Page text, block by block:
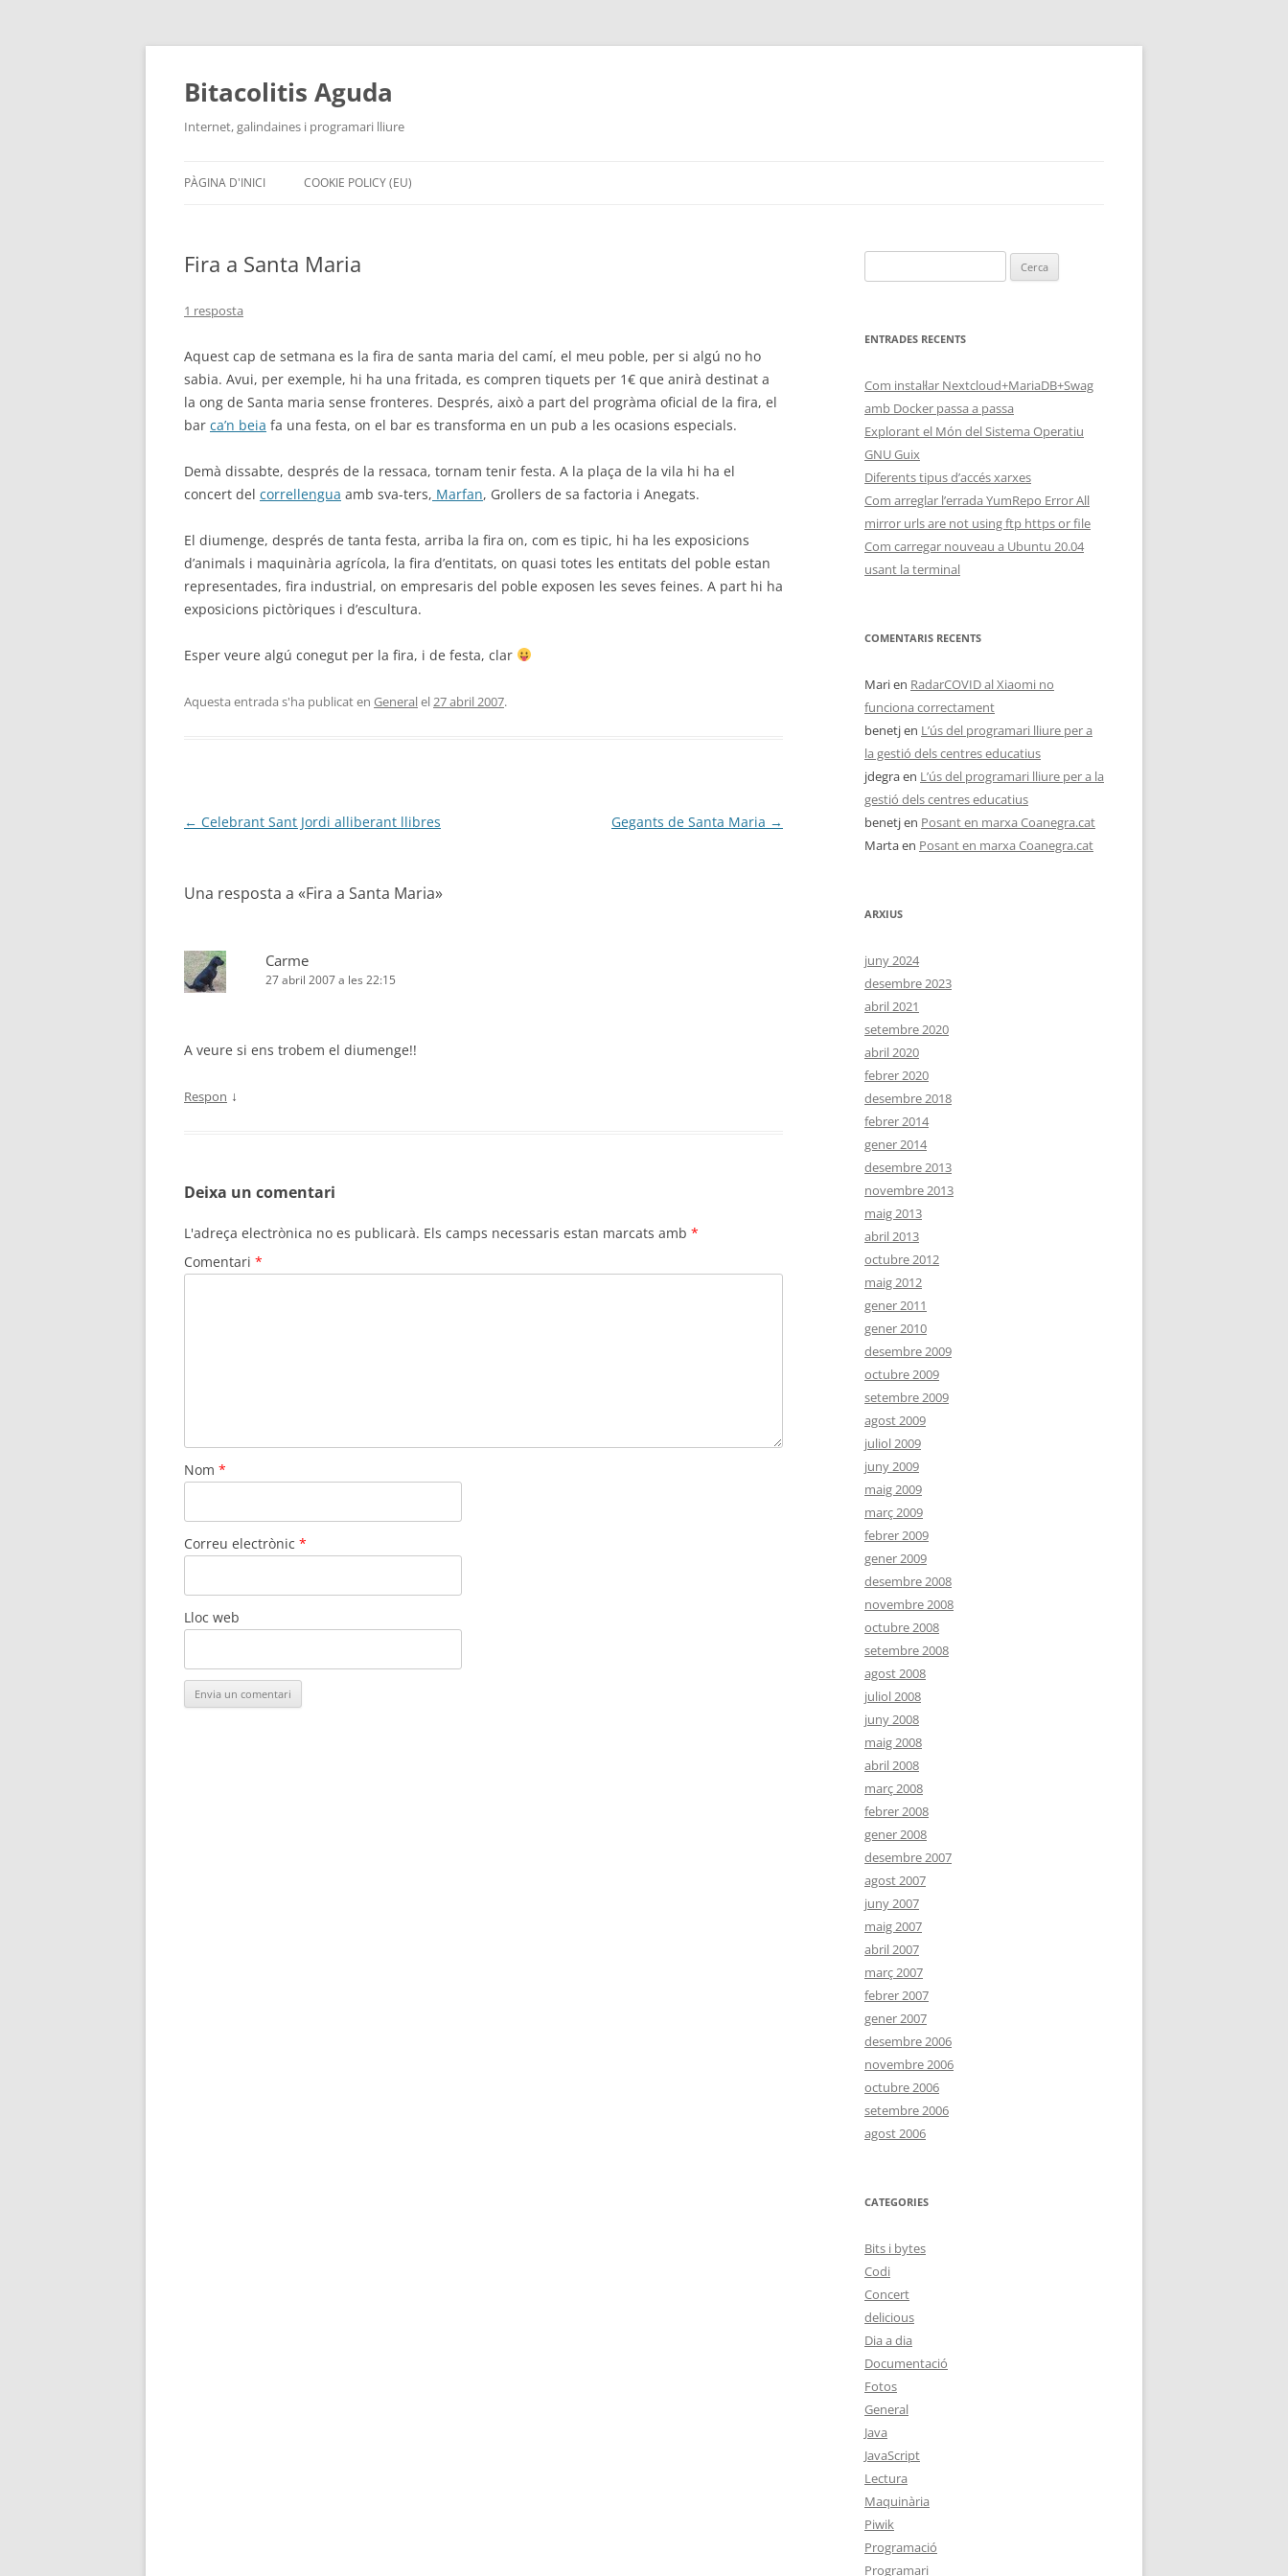
Vés
contingut
Bitacolitis Aguda
Internet, galindaines i programari lliure
PÀGINA D'INICI COOKIE POLICY (EU)
Fira a Santa Maria
1 resposta
Aquest cap de setmana es la fira de santa maria del camí, el meu poble, per si algú no ho
sabia. Avui, per exemple, hi ha una fritada, es compren tiquets per 1€ que anirà destinat a
la ong de Santa maria sense fronteres. Després, això a part del progràma oficial de la fira, el
bar ca’n beia fa una festa, on el bar es transforma en un pub a les ocasions especials.
Demà dissabte, després de la ressaca, tornam tenir festa. A la plaça de la vila hi ha el
concert del correllengua amb sva-ters, Marfan, Grollers de sa factoria i Anegats.
El diumenge, després de tanta festa, arriba la fira on, com es tipic, hi ha les exposicions
d’animals i maquinària agrícola, la fira d’entitats, on quasi totes les entitats del poble estan
representades, fira industrial, on empresaris del poble exposen les seves feines. A part hi ha
exposicions pictòriques i d’escultura.
Esper veure algú conegut per la fira, i de festa, clar
Aquesta entrada s'ha publicat en Generalel27 abril 2007.
Navegació
entrades
← Celebrant Sant Jordi alliberant llibres Gegants de Santa Maria →
Una resposta a «Fira a Santa Maria»
Carme
27 abril 2007 a les 22:15
A veure si ens trobem el diumenge!!
Respon ↓
Deixa un comentari
L'adreça electrònica no es publicarà. Els camps necessaris estan marcats amb *
Comentari *
Nom *
Correu electrònic *
Lloc web
ENTRADES RECENTS
Com instal·lar Nextcloud+MariaDB+Swag
amb Docker passa a passa
Explorant el Món del Sistema Operatiu
GNU Guix
Diferents tipus d’accés xarxes
Com arreglar l’errada YumRepo Error All
mirror urls are not using ftp https or file
Com carregar nouveau a Ubuntu 20.04
usant la terminal
COMENTARIS RECENTS
Marien RadarCOVID al Xiaomi no
funciona correctament
benetjen L’ús del programari lliure per a
la gestió dels centres educatius
jdegraen L’ús del programari lliure per a la
gestió dels centres educatius
benetjen Posant en marxa Coanegra.cat
Martaen Posant en marxa Coanegra.cat
ARXIUS
juny 2024
desembre 2023
abril 2021
setembre 2020
abril 2020
febrer 2020
desembre 2018
febrer 2014
gener 2014
desembre 2013
novembre 2013
maig 2013
abril 2013
octubre 2012
maig 2012
gener 2011
gener 2010
desembre 2009
octubre 2009
setembre 2009
agost 2009
juliol 2009
juny 2009
maig 2009
març 2009
febrer 2009
gener 2009
desembre 2008
novembre 2008
octubre 2008
setembre 2008
agost 2008
juliol 2008
juny 2008
maig 2008
abril 2008
març 2008
febrer 2008
gener 2008
desembre 2007
agost 2007
juny 2007
maig 2007
abril 2007
març 2007
febrer 2007
gener 2007
desembre 2006
novembre 2006
octubre 2006
setembre 2006
agost 2006
CATEGORIES
Bits i bytes
Codi
Concert
delicious
Dia a dia
Documentació
Fotos
General
Java
JavaScript
Lectura
Maquinària
Piwik
Programació
Programari